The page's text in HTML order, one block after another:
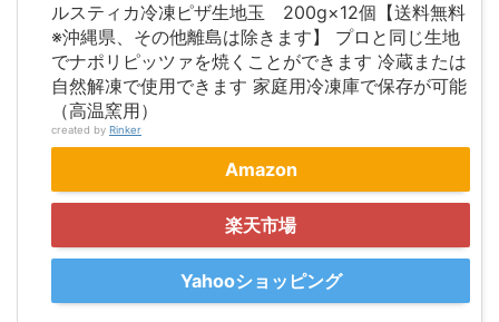
ルスティカ冷凍ピザ生地玉 200g×12個【送料無料
※沖縄県、その他離島は除きます】 プロと同じ生地
でナポリピッツァを焼くことができます 冷蔵または
自然解凍で使用できます 家庭用冷凍庫で保存が可能
（高温窯用）
created by Rinker
Amazon
楽天市場
Yahooショッピング